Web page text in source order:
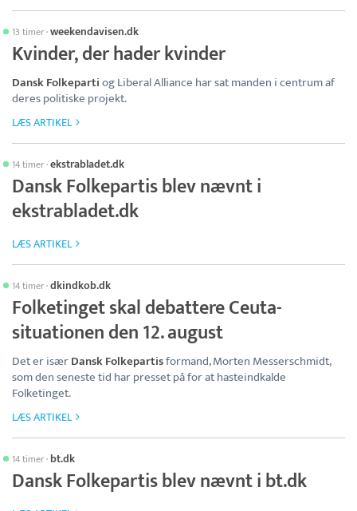
13 timer·weekendavisen.dk
Kvinder, der hader kvinder
Dansk Folkepartiog Liberal Alliance har sat manden i centrum af
deres politiske projekt.
LÆS ARTIKEL
14 timer·ekstrabladet.dk
Dansk Folkepartis blev nævnt i
ekstrabladet.dk
LÆS ARTIKEL
14 timer·dkindkob.dk
Folketinget skal debattere Ceuta-
situationen den 12. august
Det er isærDansk Folkepartisformand, Morten Messerschmidt,
som den seneste tid har presset på for at hasteindkalde
Folketinget.
LÆS ARTIKEL
14 timer· bt.dk
Dansk Folkepartis blev nævnt i bt.dk